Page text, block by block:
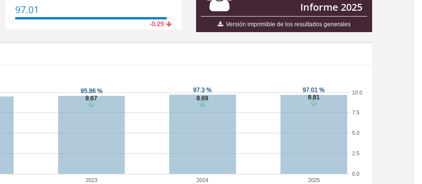
Informe 2025
Versión imprimible de los resultados generales
97.01
-0.29
2023 2024 2025
0.0
2.5
5.0
7.5
10.0